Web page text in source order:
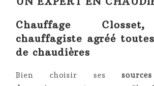
Chauffage
chauffagiste agréé
de chaudières
Bien choisir ses